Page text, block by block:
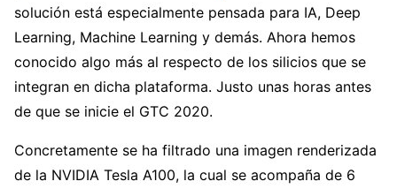
solución está especialmente pensada para IA, Deep
Learning, Machine Learning y demás. Ahora hemos
conocido algo más al respecto de los silicios que se
integran en dicha plataforma. Justo unas horas antes
de que se inicie el GTC 2020.
Concretamente se ha filtrado una imagen renderizada
de la NVIDIA Tesla A100, la cual se acompaña de 6